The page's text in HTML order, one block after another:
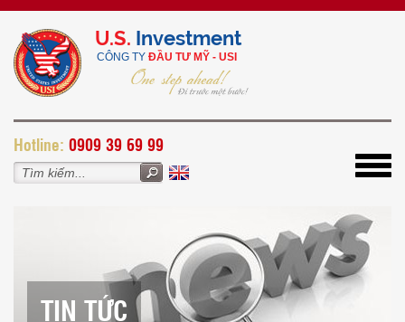
U.S. Investment
CÔNG TY ĐẦU TƯ MỸ - USI
Hotline: 0909 39 69 99
TIN TỨC